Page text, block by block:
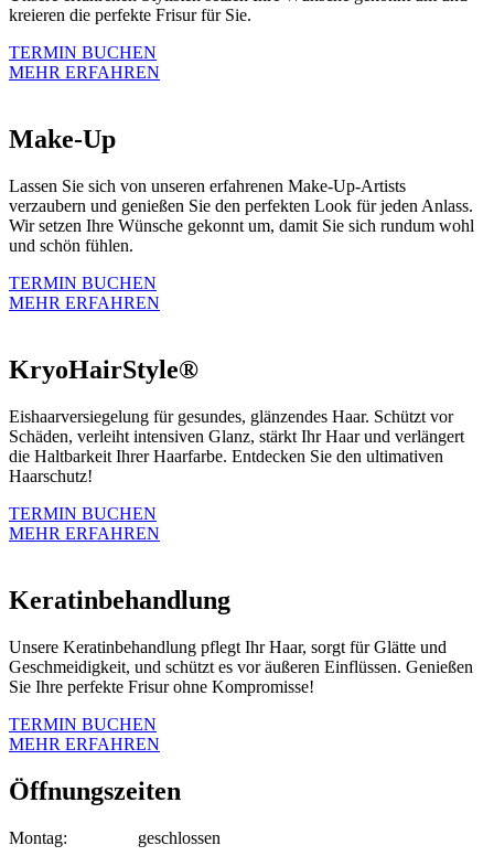
kreieren die perfekte Frisur für Sie.
TERMIN BUCHEN
MEHR ERFAHREN
Make-Up
Lassen Sie sich von unseren erfahrenen Make-Up-Artists
verzaubern und genießen Sie den perfekten Look für jeden Anlass.
Wir setzen Ihre Wünsche gekonnt um, damit Sie sich rundum wohl
und schön fühlen.
TERMIN BUCHEN
MEHR ERFAHREN
KryoHairStyle®
Eishaarversiegelung für gesundes, glänzendes Haar. Schützt vor
Schäden, verleiht intensiven Glanz, stärkt Ihr Haar und verlängert
die Haltbarkeit Ihrer Haarfarbe. Entdecken Sie den ultimativen
Haarschutz!
TERMIN BUCHEN
MEHR ERFAHREN
Keratinbehandlung
Unsere Keratinbehandlung pflegt Ihr Haar, sorgt für Glätte und
Geschmeidigkeit, und schützt es vor äußeren Einflüssen. Genießen
Sie Ihre perfekte Frisur ohne Kompromisse!
TERMIN BUCHEN
MEHR ERFAHREN
Öffnungszeiten
Montag: geschlossen